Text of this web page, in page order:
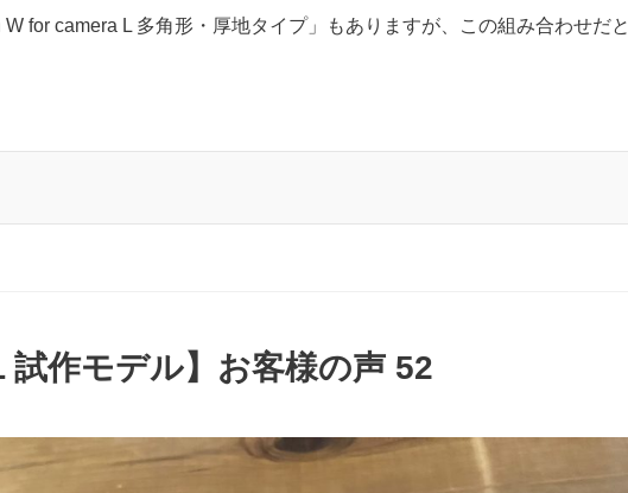
for camera L 多角形・厚地タイプ」もありますが、この組み合わせだと
試作モデル】お客様の声 52